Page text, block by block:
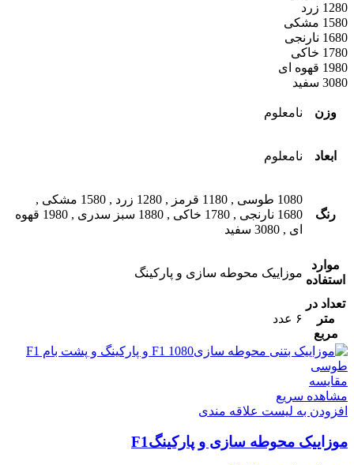
1280 زرد
1580 مشکی
1680 نارنجی
1780 خاکی
1980 قهوه ای
3080 سفید
وزن نامعلوم
ابعاد نامعلوم
رنگ
1080 طوسی , 1180 قرمز , 1280 زرد , 1580 مشکی
,
1680 نارنجی
, 1780 خاکی , 1880 سبز سدری ,
1980 قهوه
ای , 3080 سفید
موارد
استفاده
موزاییک محوطه سازی و پارکینگ
تعداد در
متر
مربع
۶ عدد
مقایسه
مشاهده سریع
افزودن به لیست علاقه مندی
موزاییک محوطه سازی و پارکینگF1